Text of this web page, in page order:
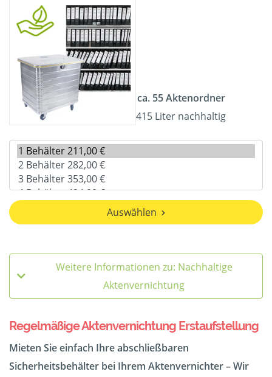
ca. 55 Aktenordner
415 Liter nachhaltig
Auswählen
Weitere Informationen zu: Nachhaltige
Aktenvernichtung
Regelmäßige Aktenvernichtung Erstaufstellung
Mieten Sie einfach Ihre abschließbaren
Sicherheitsbehälter bei Ihrem Aktenvernichter – Wir